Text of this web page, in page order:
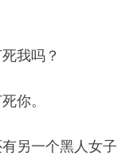
我吗？
你。
另一个黑人女子